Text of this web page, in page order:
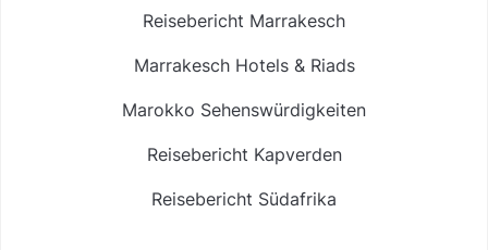
Reisebericht Marrakesch
Marrakesch Hotels & Riads
Marokko Sehenswürdigkeiten
Reisebericht Kapverden
Reisebericht Südafrika